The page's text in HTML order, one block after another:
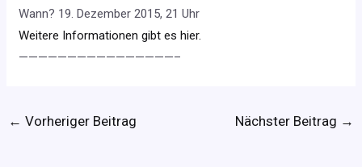
Wann? 19. Dezember 2015, 21 Uhr
Weitere Informationen gibt es hier.
————————————————–
← Vorheriger Beitrag Nächster Beitrag →